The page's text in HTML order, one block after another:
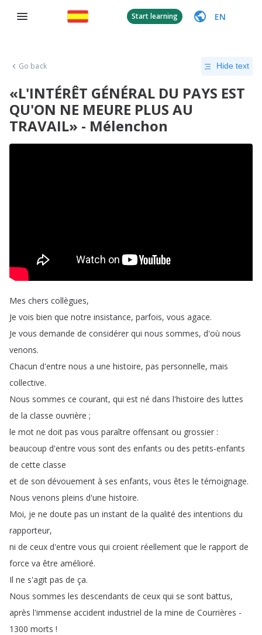
Start learning EN
Go back Hide text
«L'INTÉRÊT GÉNÉRAL DU PAYS EST
QU'ON NE MEURE PLUS AU
TRAVAIL» - Mélenchon
Mes chers collègues,
Je vois bien que notre insistance, parfois, vous agace.
Je vous demande de considérer qui nous sommes, d'où nous
venons.
Chacun d'entre nous a une histoire, pas personnelle, mais
collective.
Nous sommes ce courant, qui est né dans l'histoire des luttes
de la classe ouvrière ;
le mot ne doit pas vous paraître offensant ou grossier :
beaucoup d'entre vous sont des enfants ou des petits-enfants
de cette classe
et de son dévouement à ses enfants, vous êtes le témoignage.
Nous venons pleins d'une histoire.
Moi, je ne doute pas un instant de la qualité des intentions du
rapporteur,
ni de ceux d'entre vous qui croient réellement que le rapport de
force va être amélioré.
Il ne s'agit pas de ça.
Nous sommes les descendants de ceux qui se sont battus,
après l'immense accident industriel de la mine de Courrières -
1300 morts !